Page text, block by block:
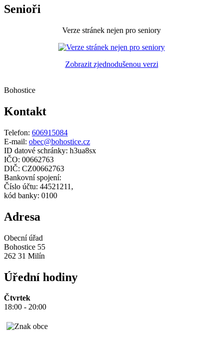
Senioři
Verze stránek nejen pro seniory
Zobrazit zjednodušenou verzi
Bohostice
Kontakt
Telefon: 606915084
E-mail: obec@bohostice.cz
ID datové schránky: h3ua8sx
IČO: 00662763
DIČ: CZ00662763
Bankovní spojení:
Číslo účtu: 44521211,
kód banky: 0100
Adresa
Obecní úřad
Bohostice 55
262 31 Milín
Úřední hodiny
Čtvrtek
18:00 - 20:00